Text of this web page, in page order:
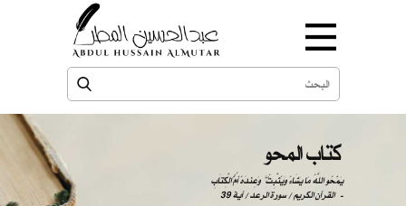
كتاب المحو
يَمْحُو اللَّهُ مَا يَشَاءُ وَيُثْبِتُ ۖ وَعِندَهُ أُمُّ الْكِتَابِ
القرآن الكريم / سورة الرعد / آية 39-